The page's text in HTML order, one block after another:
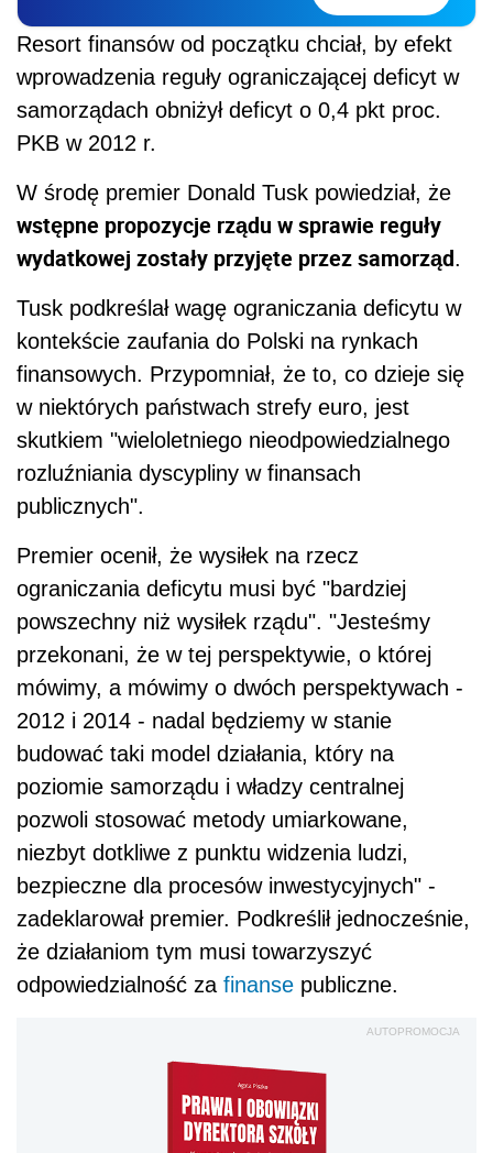
Resort finansów od początku chciał, by efekt
wprowadzenia reguły ograniczającej deficyt w
samorządach obniżył deficyt o 0,4 pkt proc.
PKB w 2012 r.
W środę premier Donald Tusk powiedział, że
wstępne propozycje rządu w sprawie reguły
wydatkowej zostały przyjęte przez samorząd.
Tusk podkreślał wagę ograniczania deficytu w
kontekście zaufania do Polski na rynkach
finansowych. Przypomniał, że to, co dzieje się
w niektórych państwach strefy euro, jest
skutkiem "wieloletniego nieodpowiedzialnego
rozluźniania dyscypliny w finansach
publicznych".
Premier ocenił, że wysiłek na rzecz
ograniczania deficytu musi być "bardziej
powszechny niż wysiłek rządu". "Jesteśmy
przekonani, że w tej perspektywie, o której
mówimy, a mówimy o dwóch perspektywach -
2012 i 2014 - nadal będziemy w stanie
budować taki model działania, który na
poziomie samorządu i władzy centralnej
pozwoli stosować metody umiarkowane,
niezbyt dotkliwe z punktu widzenia ludzi,
bezpieczne dla procesów inwestycyjnych" -
zadeklarował premier. Podkreślił jednocześnie,
że działaniom tym musi towarzyszyć
odpowiedzialność za finanse publiczne.
AUTOPROMOCJA